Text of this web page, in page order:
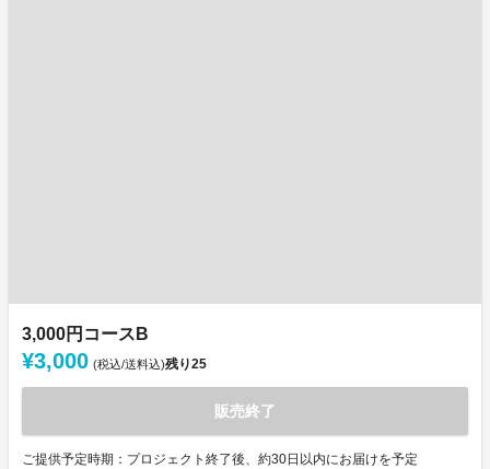
3,000円コースB
¥3,000 (税込/送料込)残り25
販売終了
ご提供予定時期：プロジェクト終了後、約30日以内にお届けを予定